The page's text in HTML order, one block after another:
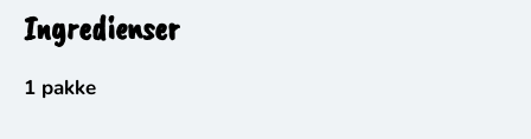
Ingredienser
1 pakke